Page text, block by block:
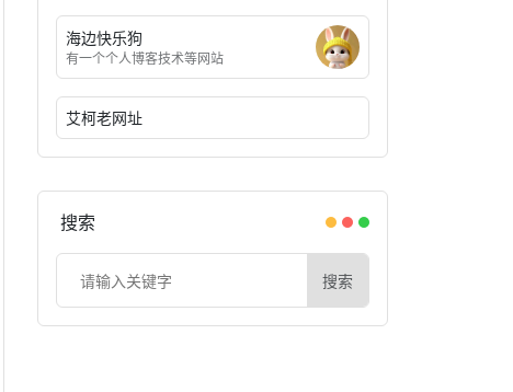
海边快乐狗
有一个个人博客技术等网站
艾柯老网址
搜索
搜索